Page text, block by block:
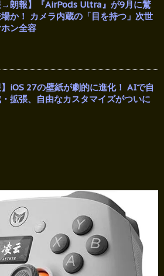
→朗報】『AirPods Ultra』が9月に驚
か！ カメラ内蔵の「目を持つ」次世
ン全容
】iOS 27の壁紙が劇的に進化！ AIで自
拡張、自由なカスタマイズがついに